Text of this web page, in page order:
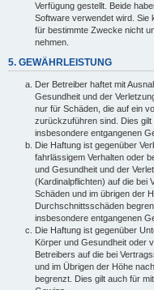
Verfügung gestellt. Beide
Software verwendet wird. Sie
für bestimmte Zwecke nicht
nehmen.
5. GEWÄHRLEISTUNG
Der Betreiber haftet mit
Gesundheit und der
nur für Schäden, die auf ein
zurückzuführen sind. Dies
insbesondere entgangenen
Die Haftung ist gegenüber
fahrlässigem Verhalten oder
und Gesundheit und der
(Kardinalpflichten) auf die
Schäden und im übrigen der
Durchschnittsschäden
insbesondere entgangenen
Die Haftung ist gegenüber
Körper und Gesundheit oder
Betreibers auf die bei
und im Übrigen der Höhe
begrenzt. Dies gilt auch für